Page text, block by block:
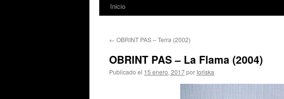
Inicio
← OBRINT PAS – Terra (2002)
OBRINT PAS – La Flama (2004)
Publicado el 15 enero, 2017por Ioriska